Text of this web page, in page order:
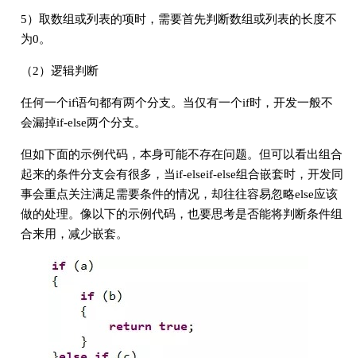
5）取数组或列表的项时，需要首先判断数组或列表的长度不
为0。
（2）逻辑判断
任何一个if语句都有两个分支。当仅有一个if时，开发一般不
会漏掉if-else两个分支。
但如下面的示例代码，本身可能不存在问题。但可以看出组合
起来的条件分支会有很多，当if-elseif-else组合嵌套时，开发同
事会重点关注满足需要条件的情况，却往往容易忽略else应该
做的处理。像以下的示例代码，也要思考是否能将判断条件组
合来用，减少嵌套。